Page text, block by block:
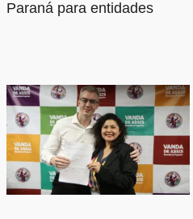
Paraná para entidades